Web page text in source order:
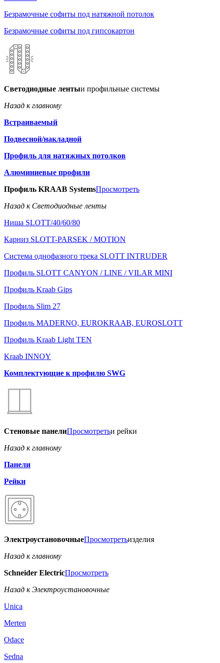
Безрамочные софиты под натяжной потолок
Безрамочные софиты под гипсокартон
Светодиодные лентыи профильные системы
Назад к главному
Встраиваемый
Подвесной/накладной
Профиль для натяжных потолков
Алюминиевые профили
Профиль KRAAB SystemsПросмотреть
Назад к Светодиодные ленты
Ниша SLOTT/40/60/80
Карниз SLOTT-PARSEK / MOTION
Система однофазного трека SLOTT INTRUDER
Профиль SLOTT CANYON / LINE / VILAR MINI
Профиль Kraab Gips
Профиль Slim 27
Профиль MADERNO, EUROKRAAB, EUROSLOTT
Профиль Kraab Light TEN
Kraab INNOY
Комплектующие к профилю SWG
Стеновые панелиПросмотретьи рейки
Назад к главному
Панели
Рейки
ЭлектроустановочныеПросмотретьизделия
Назад к главному
Schneider ElectricПросмотреть
Назад к Электроустановочные
Unica
Merten
Odace
Sedna